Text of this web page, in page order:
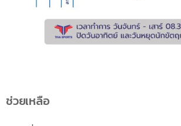
ช่วยเหลือ